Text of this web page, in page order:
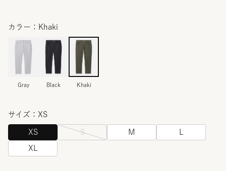
カラー：Khaki
Gray Black Khaki
サイズ：XS
XS S M
XL